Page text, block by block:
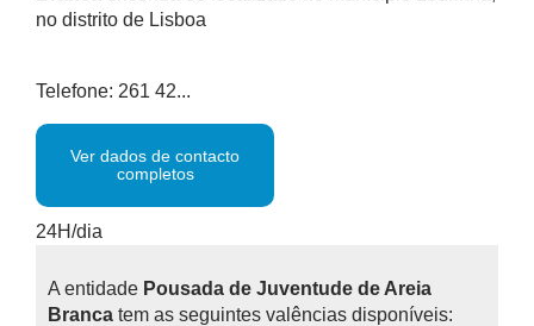
no distrito de Lisboa
Telefone: 261 42...
Ver dados de contacto
completos
24H/dia
A entidade Pousada de Juventude de Areia
Branca tem as seguintes valências disponíveis: